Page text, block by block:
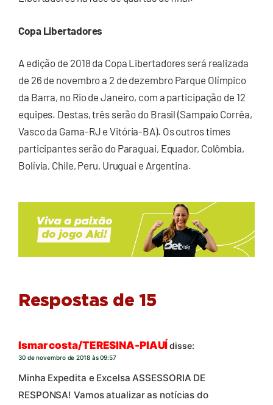
Copa Libertadores
A edição de 2018 da Copa Libertadores será realizada
de 26 de novembro a 2 de dezembro Parque Olímpico
da Barra, no Rio de Janeiro, com a participação de 12
equipes. Destas, três serão do Brasil (Sampaio Corrêa,
Vasco da Gama-RJ e Vitória-BA). Os outros times
participantes serão do Paraguai, Equador, Colômbia,
Bolívia, Chile, Peru, Uruguai e Argentina.
Respostas de 15
Ismar costa/TERESINA-PIAUÍdisse:
30 de novembro de 2018 às 09:57
Minha Expedita e Excelsa ASSESSORIA DE
RESPONSA! Vamos atualizar as notícias do